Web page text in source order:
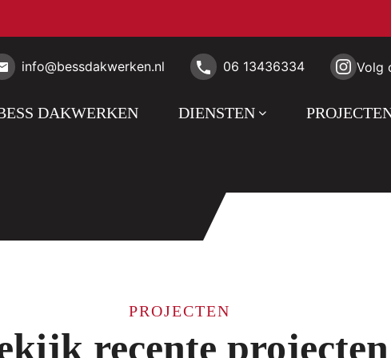
info@bessdakwerken.nl 06 13436334 Volg
DAKWERKEN DIENSTEN
PROJECTEN
recente projecten